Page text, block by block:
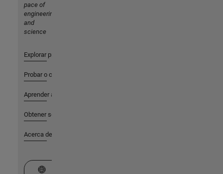
pace of
engineering
and
science
Explorar productos
Probar o comprar
Aprender a utilizar
Obtener soporte
Acerca de MathWorks
Seleccione un país/idioma